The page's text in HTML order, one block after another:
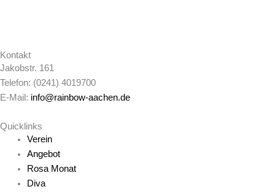
Kontakt
Jakobstr. 161
Telefon: (0241) 4019700
E-Mail: info@rainbow-aachen.de
Quicklinks
Verein
Angebot
Rosa Monat
Diva